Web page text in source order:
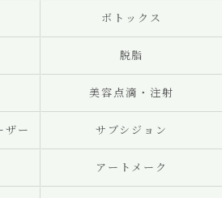
ボトックス
脱脂
美容点滴・注射
ザー サブシジョン
アートメーク